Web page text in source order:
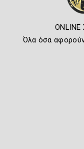
ONLINE
Όλα όσα αφορούν